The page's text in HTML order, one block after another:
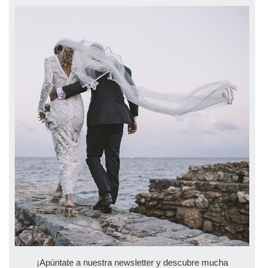
¡Apúntate a nuestra newsletter y descubre mucha